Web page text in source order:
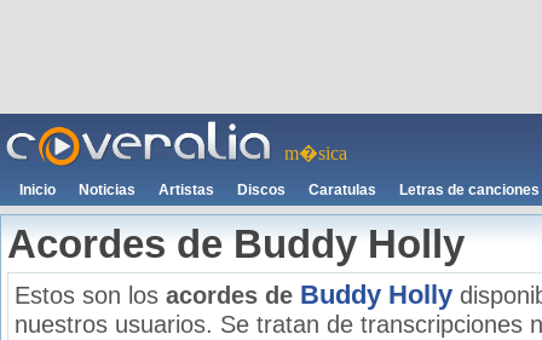
m�sica
Inicio Noticias Artistas Discos Caratulas Letras de canciones
Acordes de Buddy Holly
Estos son los acordes de Buddy Holly
nuestros usuarios. Se tratan de transcripciones